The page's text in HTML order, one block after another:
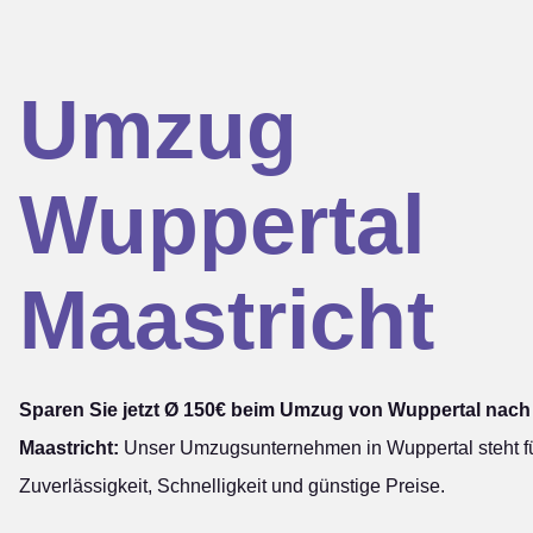
Umzug
Wuppertal
Maastricht
Sparen Sie jetzt Ø 150€ beim Umzug von Wuppertal nach
Maastricht: Unser Umzugsunternehmen in Wuppertal steht
Zuverlässigkeit, Schnelligkeit und günstige Preise.